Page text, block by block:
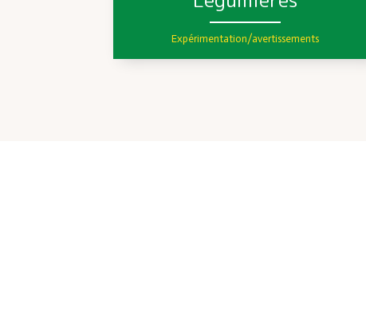
Expérimentation/avertissements